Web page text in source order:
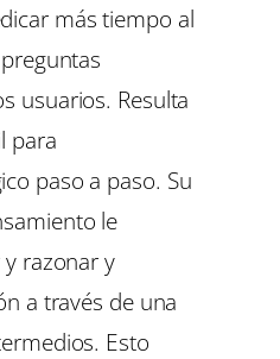
más tiempo al
usuarios. Resulta
para
paso a paso. Su
le
razonar y
a través de una
Esto